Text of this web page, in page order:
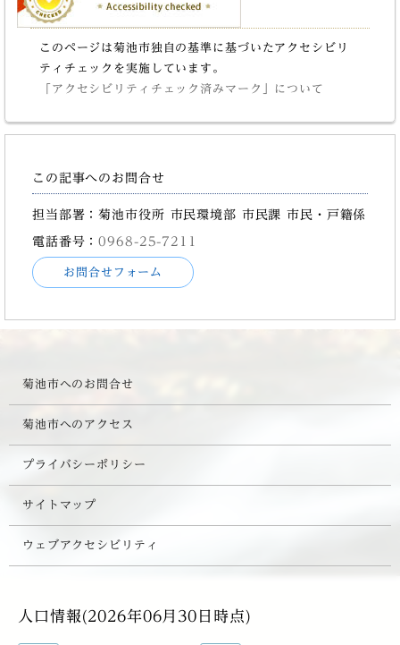
このページは菊池市独自の基準に基づいたアクセシビリ
ティチェックを実施しています。
「アクセシビリティチェック済みマーク」について
この記事へのお問合せ
担当部署：菊池市役所 市民環境部 市民課 市民・戸籍係
電話番号：0968-25-7211
お問合せフォーム
菊池市へのお問合せ
菊池市へのアクセス
プライバシーポリシー
サイトマップ
ウェブアクセシビリティ
人口情報(2026年06月30日時点)